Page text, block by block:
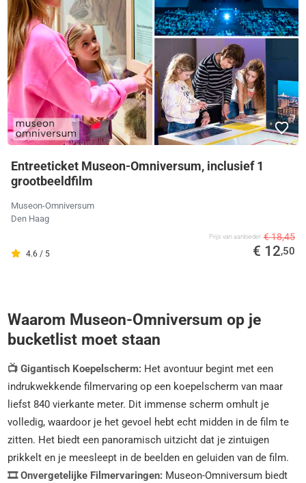
Entreeticket Museon-Omniversum, inclusief 1
grootbeeldfilm
Museon-Omniversum
Den Haag
4.6 / 5
Prijs van aanbieder € 18,45
€ 12,50
Waarom Museon-Omniversum op je
bucketlist moet staan
📺 Gigantisch Koepelscherm: Het avontuur begint met een
indrukwekkende filmervaring op een koepelscherm van maar
liefst 840 vierkante meter. Dit immense scherm omhult je
volledig, waardoor je het gevoel hebt echt midden in de film te
zitten. Het biedt een panoramisch uitzicht dat je zintuigen
prikkelt en je meesleept in de beelden en geluiden van de film.
🎞️ Onvergetelijke Filmervaringen: Museon-Omniversum biedt